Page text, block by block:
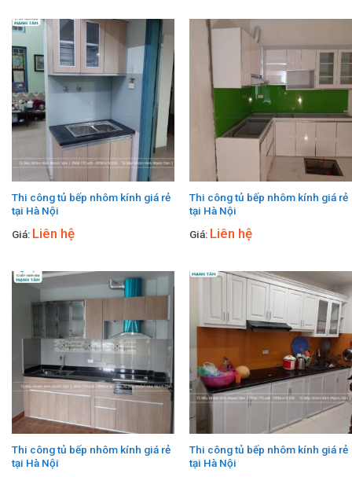
Thi công tủ bếp nhôm kính giá rẻ
tại Hà Nội
Giá: Liên hệ
Thi công tủ bếp nhôm kính giá rẻ
tại Hà Nội
Giá: Liên hệ
Thi công tủ bếp nhôm kính giá rẻ
tại Hà Nội
Thi công tủ bếp nhôm kính giá rẻ
tại Hà Nội